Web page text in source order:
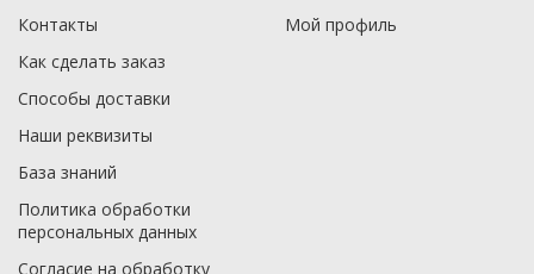
Контакты
Как сделать заказ
Способы доставки
Наши реквизиты
База знаний
Политика обработки
персональных данных
Согласие на обработку
Мой профиль